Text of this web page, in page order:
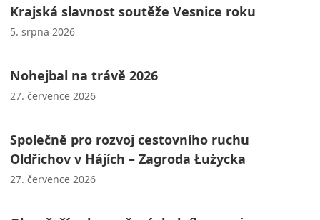
Krajská slavnost soutěže Vesnice roku
5. srpna 2026
Nohejbal na trávě 2026
27. července 2026
Společně pro rozvoj cestovního ruchu
Oldřichov v Hájích – Zagroda Łużycka
27. července 2026